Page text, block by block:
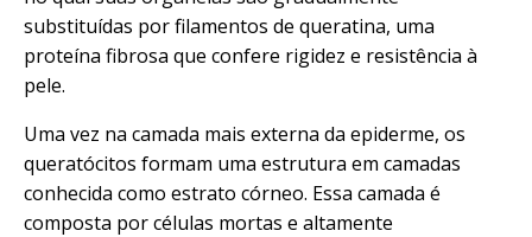
substituídas por filamentos de queratina, uma
proteína fibrosa que confere rigidez e resistência à
pele.
Uma vez na camada mais externa da epiderme, os
queratócitos formam uma estrutura em camadas
conhecida como estrato córneo. Essa camada é
composta por células mortas e altamente